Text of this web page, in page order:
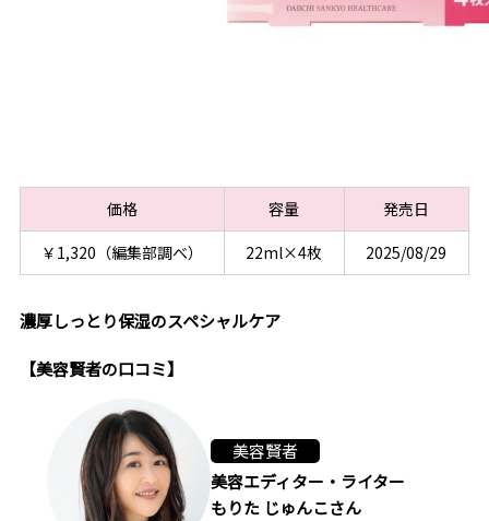
価格 容量
発売日
￥1,320（編集部調べ）
22ml×4枚 2025/08/29
濃厚しっとり保湿のスペシャルケア
【美容賢者の口コミ】
美容賢者
美容エディター・ライター
もりた じゅんこさん